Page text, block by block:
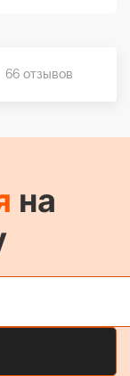
66 отзывов
на